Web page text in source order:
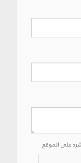
على الموقع